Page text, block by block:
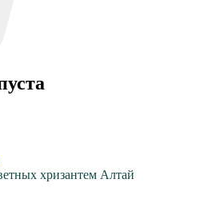
хризантем Алтай